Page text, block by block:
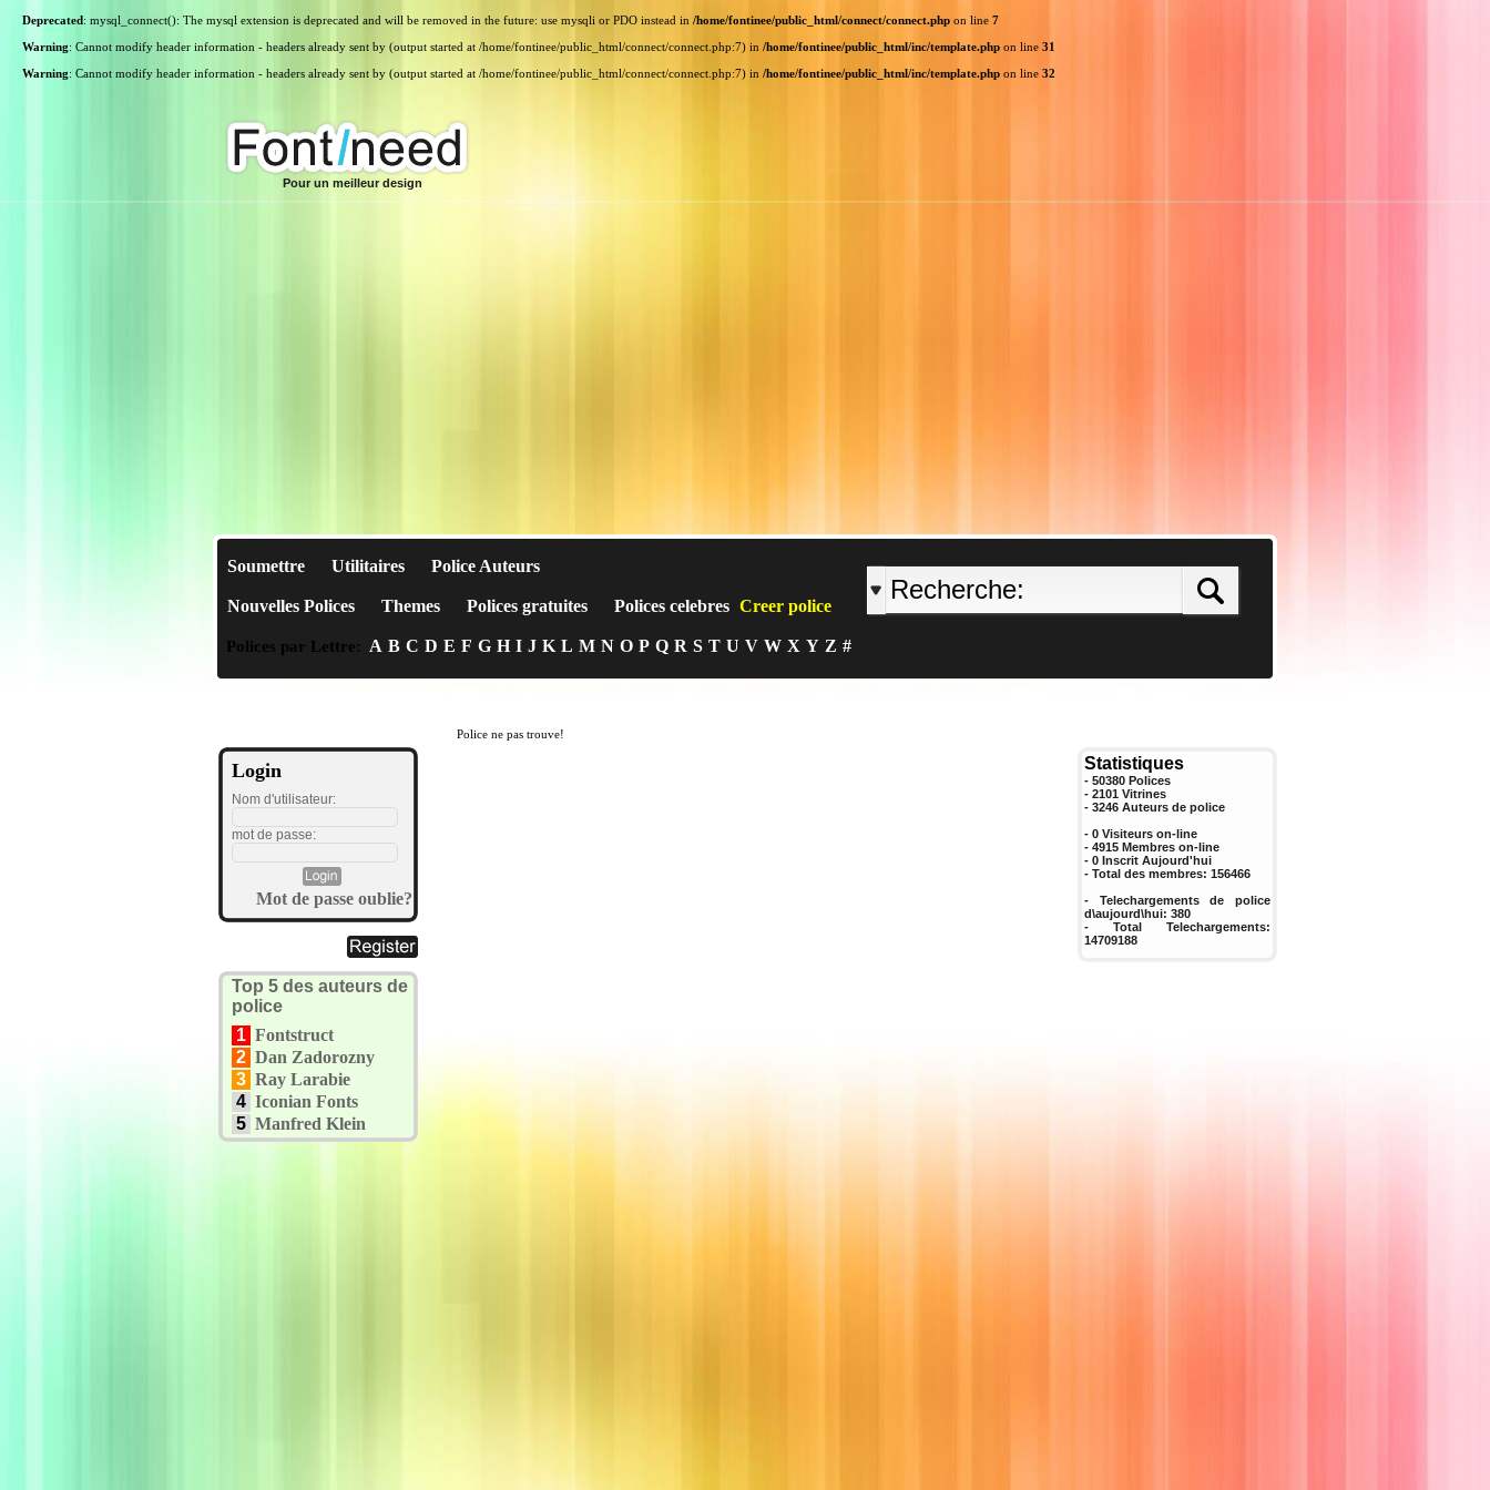
Deprecated: mysql_connect(): The mysql extension is deprecated and will be removed in the future: use mysqli or PDO instead in /home/fontinee/public_html/connect/connect.php on line 7
Warning: Cannot modify header information - headers already sent by (output started at /home/fontinee/public_html/connect/connect.php:7) in /home/fontinee/public_html/inc/template.php on line 31
Warning: Cannot modify header information - headers already sent by (output started at /home/fontinee/public_html/connect/connect.php:7) in /home/fontinee/public_html/inc/template.php on line 32
Pour un meilleur design
Soumettre Utilitaires Police Auteurs
Nouvelles Polices Themes Polices gratuites Polices celebres Creer police
Polices par Lettre: A B C D E F G H I J K L M N O P Q R S T U V W X Y Z #
Login
Nom d'utilisateur:
mot de passe:
Mot de passe oublie?
Top 5 des auteurs de
police
1 Fontstruct
2 Dan Zadorozny
3 Ray Larabie
4 Iconian Fonts
5 Manfred Klein
Police ne pas trouve!
Statistiques
- 50380 Polices
- 2101 Vitrines
- 3246 Auteurs de police
- 0 Visiteurs on-line
- 4915 Membres on-line
- 0 Inscrit Aujourd'hui
- Total des membres: 156466
- Telechargements de police
d\aujourd\hui: 380
- Total Telechargements:
14709188